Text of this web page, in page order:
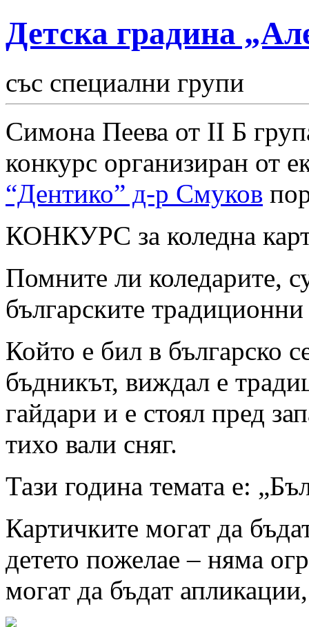
Детска градина
със специални групи
Симона Пеева от II Б
конкурс организиран от
“Дентико” д-р Смуков
КОНКУРС за коледна
Помните ли коледарите,
българските
Който е бил в българско
бъдникът, виждал е
гайдари и е стоял пред
тихо вали сняг.
Тази година темата е:
Картичките могат да
детето пожелае – няма
могат да бъдат